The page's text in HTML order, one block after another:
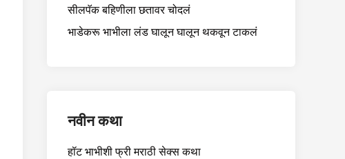
सीलपॅक बहिणीला छतावर चोदलं
भाडेकरू भाभीला लंड घालून घालून थकवून टाकलं
नवीन कथा
हॉट भाभीशी फ्री मराठी सेक्स कथा